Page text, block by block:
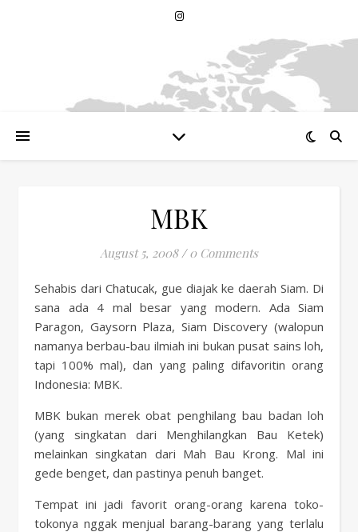
MBK
August 5, 2008 / 0 Comments
Sehabis dari Chatucak, gue diajak ke daerah Siam. Di
sana ada 4 mal besar yang modern. Ada Siam
Paragon, Gaysorn Plaza, Siam Discovery (walopun
namanya berbau-bau ilmiah ini bukan pusat sains loh,
tapi 100% mal), dan yang paling difavoritin orang
Indonesia: MBK.
MBK bukan merek obat penghilang bau badan loh
(yang singkatan dari Menghilangkan Bau Ketek)
melainkan singkatan dari Mah Bau Krong. Mal ini
gede benget, dan pastinya penuh banget.
Tempat ini jadi favorit orang-orang karena toko-
tokonya nggak menjual barang-barang yang terlalu